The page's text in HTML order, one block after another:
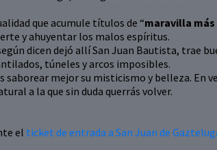
que acumule títulos de “maravilla
y ahuyentar los malos espíritus.
dicen dejó allí San Juan Bautista, trae
túneles y arcos imposibles.
mejor su misticismo y belleza. En
a la que sin duda querrás volver.
el ticket de entrada a San Juan de